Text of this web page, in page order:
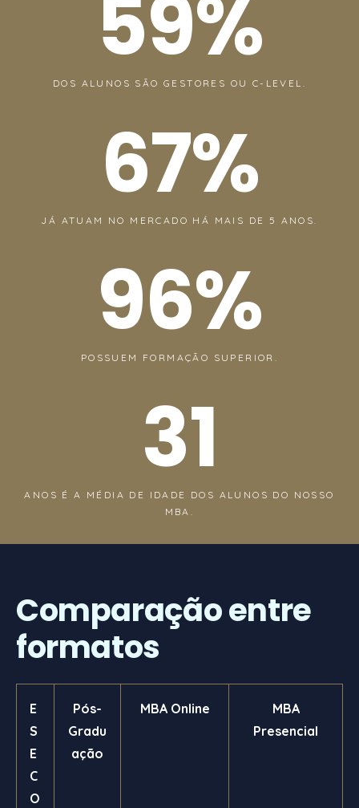
59%
DOS ALUNOS SÃO GESTORES OU C-LEVEL.
67%
JÁ ATUAM NO MERCADO HÁ MAIS DE 5 ANOS.
96%
POSSUEM FORMAÇÃO SUPERIOR.
31
ANOS É A MÉDIA DE IDADE DOS ALUNOS DO NOSSO
MBA.
Comparação entre
formatos
E
S
E
C
O
Pós-
Gradu
ação
MBA Online
MBA
Presencial